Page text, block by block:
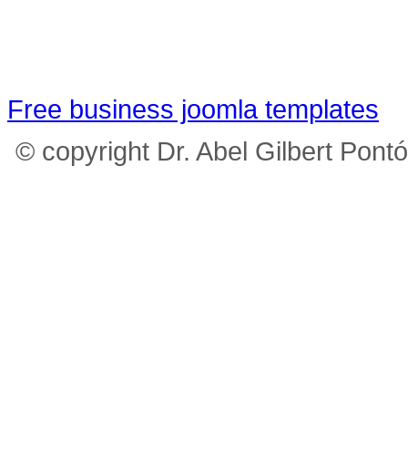
Free business joomla templates
© copyright Dr. Abel Gilbert